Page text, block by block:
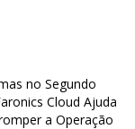
no Segundo
Cloud Ajuda
a Operação